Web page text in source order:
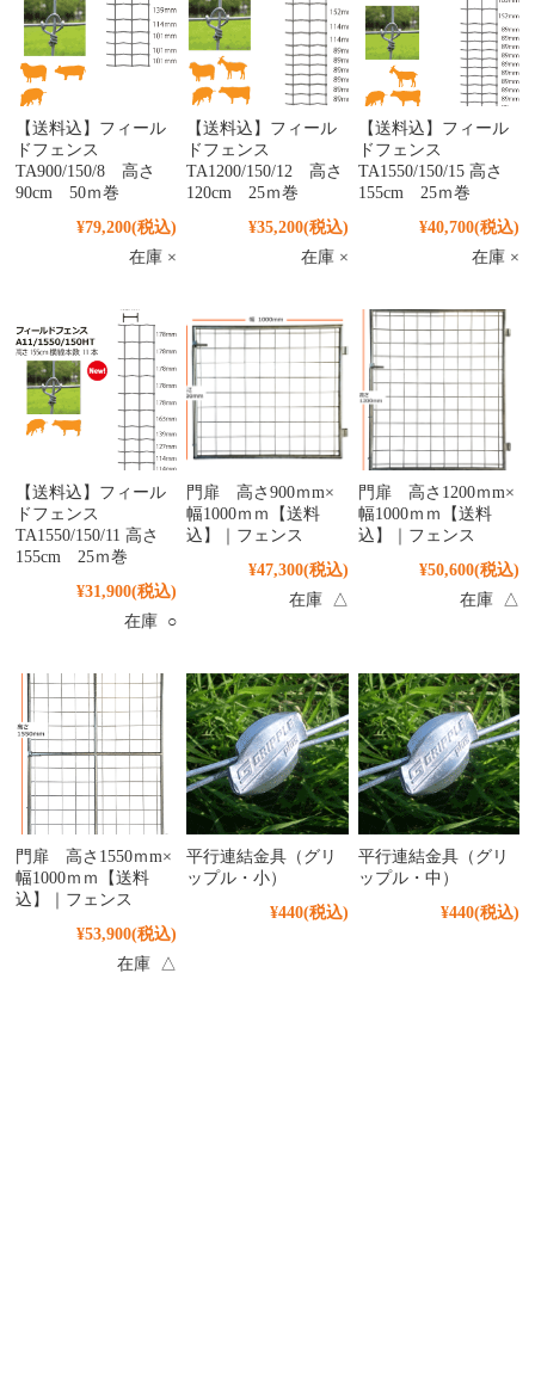
【送料込】フィール
ドフェンス
TA900/150/8 高さ
90cm 50ｍ巻
¥79,200(税込)
在庫 ×
【送料込】フィール
ドフェンス
TA1200/150/12 高さ
120cm 25ｍ巻
¥35,200(税込)
在庫 ×
【送料込】フィール
ドフェンス
TA1550/150/15 高さ
155cm 25ｍ巻
¥40,700(税込)
在庫 ×
【送料込】フィール
ドフェンス
TA1550/150/11 高さ
155cm 25ｍ巻
¥31,900(税込)
在庫 ○
門扉 高さ900ｍm×
幅1000ｍｍ【送料
込】｜フェンス
¥47,300(税込)
在庫 △
門扉 高さ1200ｍm×
幅1000ｍｍ【送料
込】｜フェンス
¥50,600(税込)
在庫 △
門扉 高さ1550ｍm×
幅1000ｍｍ【送料
込】｜フェンス
¥53,900(税込)
在庫 △
平行連結金具（グリ
ップル・小）
¥440(税込)
平行連結金具（グリ
ップル・中）
¥440(税込)